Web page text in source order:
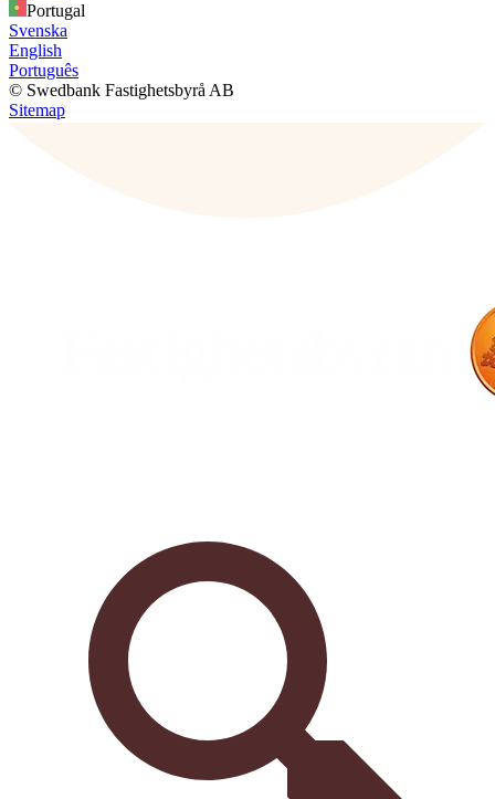
Portugal
Svenska
English
Português
© Swedbank Fastighetsbyrå AB
Sitemap